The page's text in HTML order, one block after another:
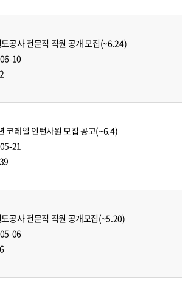
공사 전문직 직원 공개 모집(~6.24)
10
코레일 인턴사원 모집 공고(~6.4)
21
공사 전문직 직원 공개모집(~5.20)
06